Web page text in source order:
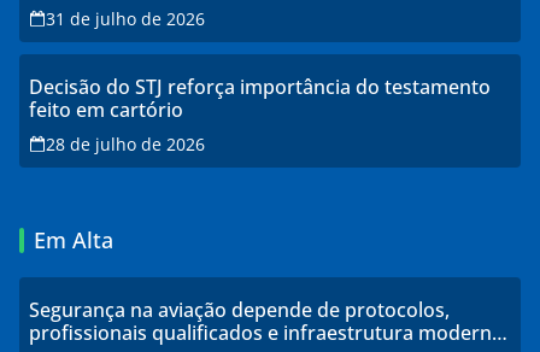
31 de julho de 2026
Decisão do STJ reforça importância do testamento
feito em cartório
28 de julho de 2026
Em Alta
Segurança na aviação depende de protocolos,
profissionais qualificados e infraestrutura moderna,